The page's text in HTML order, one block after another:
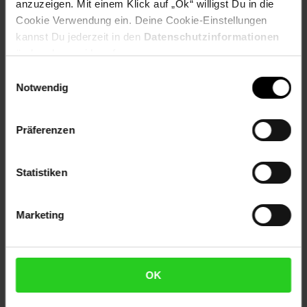
anzuzeigen. Mit einem Klick auf „Ok“ willigst Du in die
Cookie Verwendung ein. Deine Cookie-Einstellungen
kannst Du jederzeit in den Datenschutzinformationen
ändern bzw. widerrufen.
Notwendig
Präferenzen
Statistiken
Marketing
OK
Kennzeichnung
Versandinformationen
Herstellerinformationen